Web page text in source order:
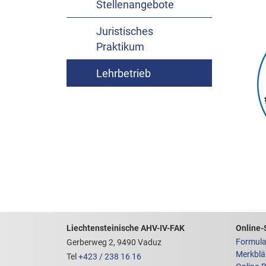
Stellenangebote
Juristisches
Praktikum
Lehrbetrieb
Footerbereich mit
Liechtensteinische AHV-IV-FAK
Gerberweg 2, 9490 Vaduz
Tel +423 / 238 16 16
Links
Online-